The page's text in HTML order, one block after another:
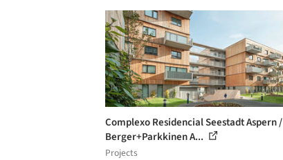
Complexo Residencial Seestadt Aspern /
Berger+Parkkinen A...
Projects